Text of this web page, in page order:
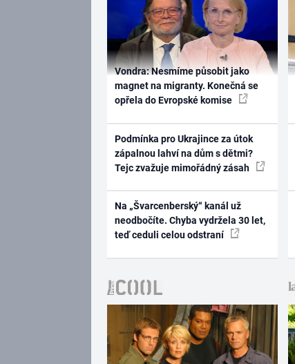
Vondra: Nesmíme působit jako
magnet na migranty. Konečná se
opřela do Evropské komise
Podmínka pro Ukrajince za útok
zápalnou lahví na dům s dětmi?
Tejc zvažuje mimořádný zásah
Na „Švarcenberský“ kanál už
neodbočíte. Chyba vydržela 30 let,
teď ceduli celou odstraní